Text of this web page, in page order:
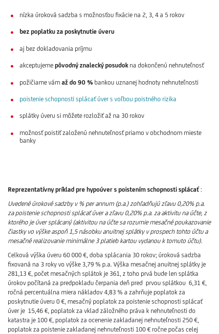
nízka úroková sadzba s možnosťou fixácie na 2, 3, 4 a 5 rokov
bez poplatku za poskytnutie úveru
aj bez dokladovania príjmu
akceptujeme pôvodný znalecký posudokna dokončenú nehnuteľnosť
požičiame vám až do 90 % bankou uznanej hodnoty nehnuteľnosti
poistenie schopnosti splácať úver s voľbou poistného rizika
splátky úveru si môžete rozložiť až na 30 rokov
možnosť poistiť založenú nehnuteľnosť priamo v obchodnom mieste
banky
Reprezentatívny príklad pre hypoúver s poistením schopnosti splácať:
Uvedené úrokové sadzby v % per annum (p.a.) zohľadňujú zľavu 0,20% p.a.
za poistenie schopnosti splácať úver a zľavu 0,20% p.a. za aktivitu na účte, z
ktorého je úver splácaný (aktivitou na účte sa rozumie mesačné poukazovanie
čiastky vo výške aspoň 1,5 násobku anuitnej splátky v prospech tohto účtu a
mesačné realizovanie minimálne 3 platieb kartou vydanou k tomuto účtu).
Celková výška úveru 60 000 €, doba splácania 30 rokov; úroková sadzba
fixovaná na 3 roky vo výške 3,79 % p.a. Výška mesačnej anuitnej splátky je
281,13 €, počet mesačných splátok je 361, z toho prvá bude len splátka
úrokov počítaná za predpokladu čerpania deň pred prvou splátkou 6,31 €,
ročná percentuálna miera nákladov 4,83 % a zahrňuje poplatok za
poskytnutie úveru 0 €, mesačný poplatok za poistenie schopnosti splácať
úver je 15,46 €, poplatok za vklad záložného práva k nehnuteľnosti do
katastra je 100 €, poplatok za ocenenie zakladanej nehnuteľnosti 250 €,
poplatok za poistenie zakladanej nehnuteľnosti 100 € ročne počas celej